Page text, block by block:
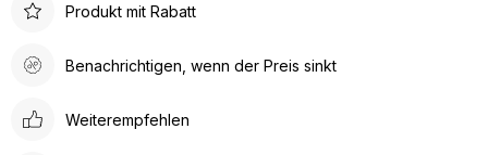
Produkt mit Rabatt
Benachrichtigen, wenn der Preis sinkt
Weiterempfehlen